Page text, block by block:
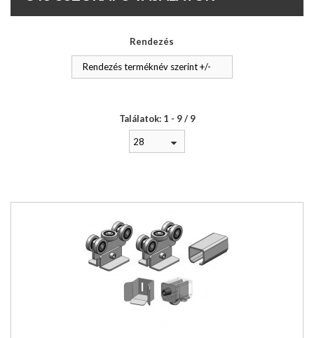
Rendezés
Rendezés terméknév szerint +/-
Találatok: 1 - 9 / 9
28